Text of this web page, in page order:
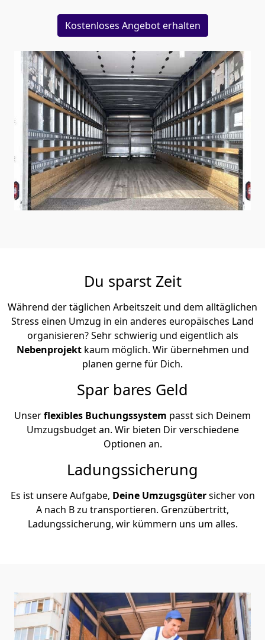
Kostenloses Angebot erhalten
Du sparst Zeit
Während der täglichen Arbeitszeit und dem alltäglichen
Stress einen Umzug in ein anderes europäisches Land
organisieren? Sehr schwierig und eigentlich als
Nebenprojekt kaum möglich. Wir übernehmen und
planen gerne für Dich.
Spar bares Geld
Unserflexibles Buchungssystem passt sich Deinem
Umzugsbudget an. Wir bieten Dir verschiedene
Optionen an.
Ladungssicherung
Es ist unsere Aufgabe, Deine Umzugsgütersicher von
A nach B zu transportieren. Grenzübertritt,
Ladungssicherung, wir kümmern uns um alles.